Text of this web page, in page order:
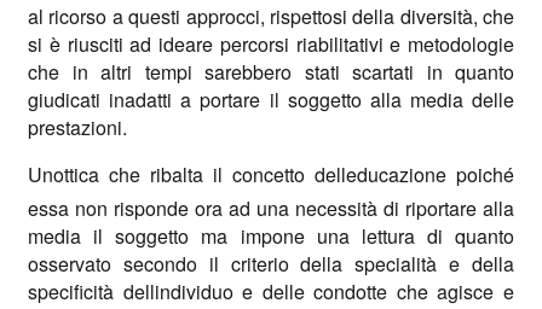
al ricorso a questi approcci, rispettosi della diversità, che
si è riusciti ad ideare percorsi riabilitativi e metodologie
che in altri tempi sarebbero stati scartati in quanto
giudicati inadatti a portare il soggetto alla media delle
prestazioni.
Unottica che ribalta il concetto delleducazione poiché
essa non risponde ora ad una necessità di riportare alla
media il soggetto ma impone una lettura di quanto
osservato secondo il criterio della specialità e della
specificità dellindividuo e delle condotte che agisce e